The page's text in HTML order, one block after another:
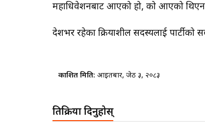
महाधिवेशनबाट आएको हो, को आएको थिएन
देशभर रहेका क्रियाशील सदस्यलाई पार्टीको
प्रकाशित मिति: आइतबार, जेठ ३, २०८३
प्रतिक्रिया दिनुहोस्